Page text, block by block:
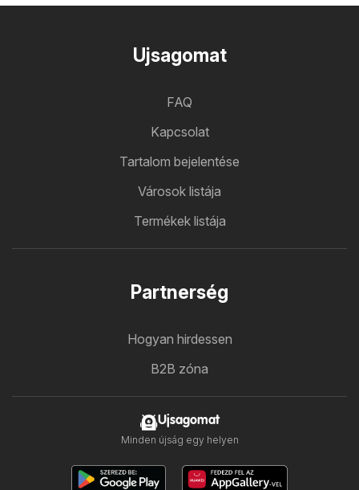
Ujsagomat
FAQ
Kapcsolat
Tartalom bejelentése
Városok listája
Termékek listája
Partnerség
Hogyan hirdessen
B2B zóna
Ujsagomat
Minden újság egy helyen